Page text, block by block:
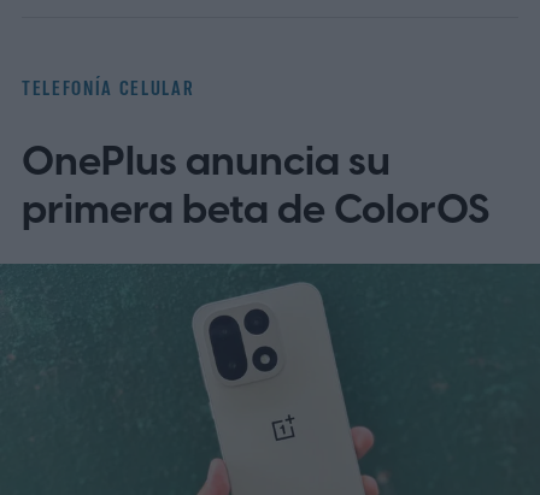
TELEFONÍA CELULAR
OnePlus anuncia su
primera beta de ColorOS